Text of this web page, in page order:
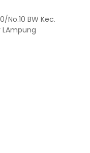
No.10 BW Kec.
LAmpung